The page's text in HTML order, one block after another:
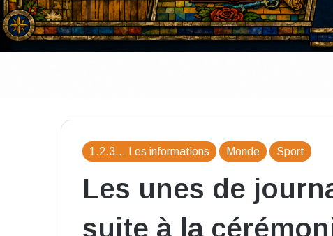
1.2.3... Les informations Monde Sport
Les unes de
suite à la